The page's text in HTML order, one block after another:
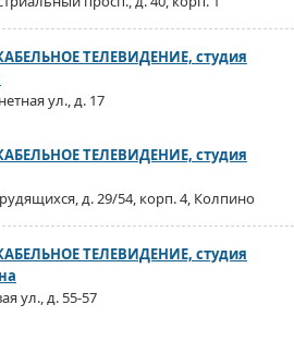
ТЕЛЕВИДЕНИЕ, студия
ул., д. 17
ТЕЛЕВИДЕНИЕ, студия
д. 29/54, корп. 4, Колпино
ТЕЛЕВИДЕНИЕ, студия
ул., д. 55-57